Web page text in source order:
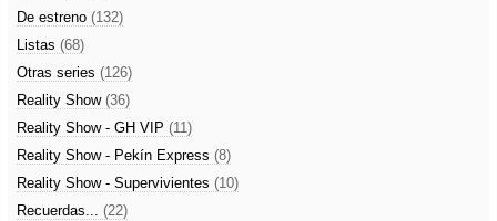
De estreno (132)
Listas (68)
Otras series (126)
Reality Show (36)
Reality Show - GH VIP (11)
Reality Show - Pekín Express (8)
Reality Show - Supervivientes (10)
Recuerdas... (22)